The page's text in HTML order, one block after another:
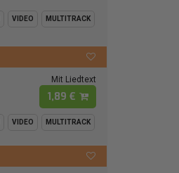
VIDEO MULTITRACK
Mit Liedtext
1,89 €
VIDEO MULTITRACK